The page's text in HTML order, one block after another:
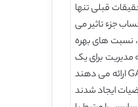
قبلی تنها
حساب جزء تاثیر می
نسبت های بهره
برای یک
بحث متوازن و این اعتقاد که KPI ها بر اساس سنجش های GAAP می تواند گمراه کننده باشد ، القا شود. به عبارت دیگر ، برخی شرکت ها معیارهای مطلوب غیر GAAP ارائه می دهند
و فرضیات ایجاد شدند